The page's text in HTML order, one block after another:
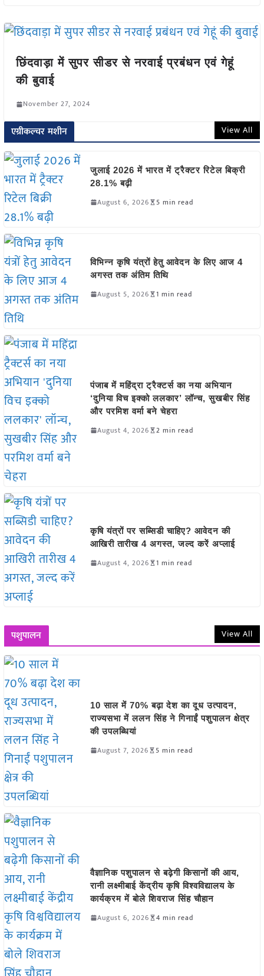
छिंदवाड़ा में सुपर सीडर से नरवाई प्रबंधन एवं गेहूं
की बुवाई
November 27, 2024
एग्रीकल्चर मशीन View All
जुलाई 2026 में भारत में ट्रैक्टर रिटेल बिक्री
28.1% बढ़ी
August 6, 2026 5 min read
विभिन्न कृषि यंत्रों हेतु आवेदन के लिए आज 4
अगस्त तक अंतिम तिथि
August 5, 2026 1 min read
पंजाब में महिंद्रा ट्रैक्टर्स का नया अभियान
‘दुनिया विच इक्को ललकार’ लॉन्च, सुखबीर सिंह
और परमिश वर्मा बने चेहरा
August 4, 2026 2 min read
कृषि यंत्रों पर सब्सिडी चाहिए? आवेदन की
आखिरी तारीख 4 अगस्त, जल्द करें अप्लाई
August 4, 2026 1 min read
पशुपालन View All
10 साल में 70% बढ़ा देश का दूध उत्पादन,
राज्यसभा में ललन सिंह ने गिनाईं पशुपालन क्षेत्र
की उपलब्धियां
August 7, 2026 5 min read
वैज्ञानिक पशुपालन से बढ़ेगी किसानों की आय,
रानी लक्ष्मीबाई केंद्रीय कृषि विश्वविद्यालय के
कार्यक्रम में बोले शिवराज सिंह चौहान
August 6, 2026 4 min read